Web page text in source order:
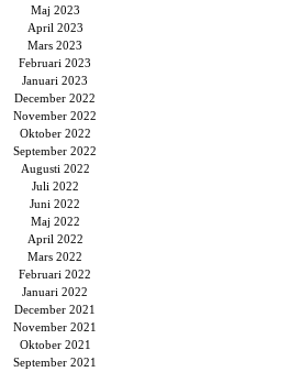
Maj 2023
April 2023
Mars 2023
Februari 2023
Januari 2023
December 2022
November 2022
Oktober 2022
September 2022
Augusti 2022
Juli 2022
Juni 2022
Maj 2022
April 2022
Mars 2022
Februari 2022
Januari 2022
December 2021
November 2021
Oktober 2021
September 2021